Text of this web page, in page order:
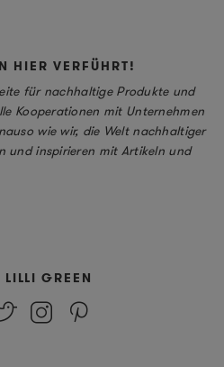
HIER VERFÜHRT!
für nachhaltige Produkte und
Kooperationen mit Unternehmen
wie wir, die Welt nachhaltiger
und inspirieren mit Artikeln und
LILLI GREEN